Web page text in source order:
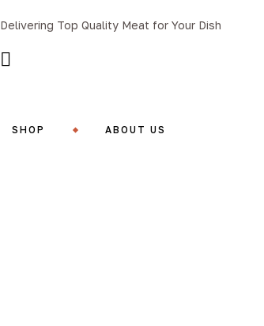
Delivering Top Quality Meat for Your Dish
SHOP ABOUT US